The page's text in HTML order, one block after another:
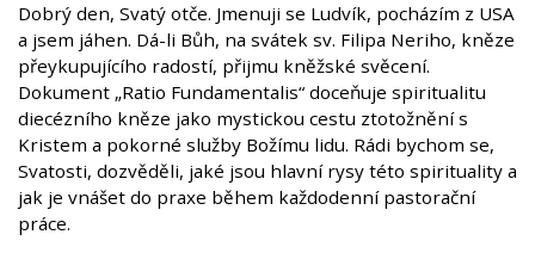
Dobrý den, Svatý otče. Jmenuji se Ludvík, pocházím z USA
a jsem jáhen. Dá-li Bůh, na svátek sv. Filipa Neriho, kněze
přeykupujícího radostí, přijmu kněžské svěcení.
Dokument „Ratio Fundamentalis“ doceňuje spiritualitu
diecézního kněze jako mystickou cestu ztotožnění s
Kristem a pokorné služby Božímu lidu. Rádi bychom se,
Svatosti, dozvěděli, jaké jsou hlavní rysy této spirituality a
jak je vnášet do praxe během každodenní pastorační
práce.